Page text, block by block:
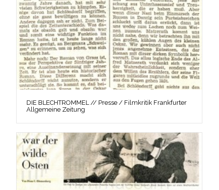
DIE BLECHTROMMEL // Presse / Filmkritik Frankfurter
Allgemeine Zeitung